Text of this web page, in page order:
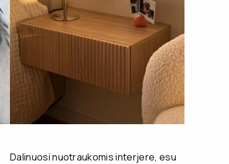
Dalinuosi nuotraukomis interjere, esu